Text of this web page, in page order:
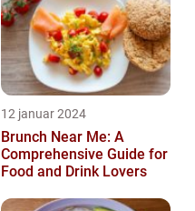
12 januar 2024
Brunch Near Me: A
Comprehensive Guide for
Food and Drink Lovers